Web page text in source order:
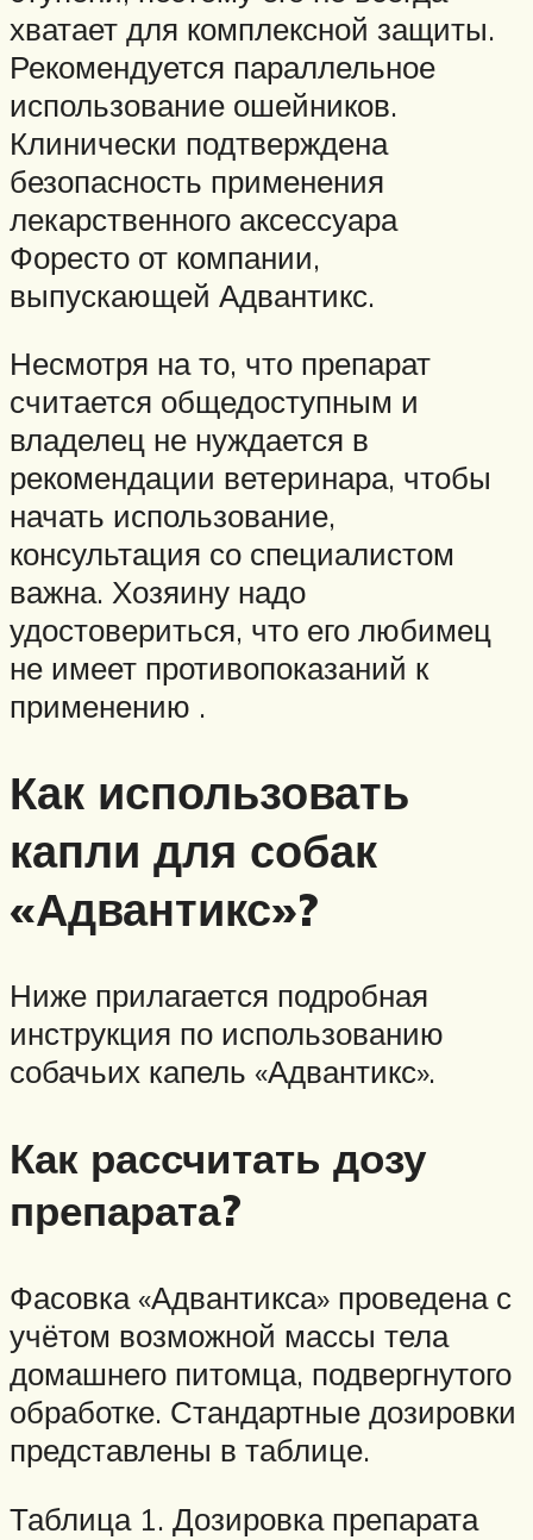
хватает для комплексной защиты.
Рекомендуется параллельное
использование ошейников.
Клинически подтверждена
безопасность применения
лекарственного аксессуара
Форесто от компании,
выпускающей Адвантикс.
Несмотря на то, что препарат
считается общедоступным и
владелец не нуждается в
рекомендации ветеринара, чтобы
начать использование,
консультация со специалистом
важна. Хозяину надо
удостовериться, что его любимец
не имеет противопоказаний к
применению .
Как использовать
капли для собак
«Адвантикс»?
Ниже прилагается подробная
инструкция по использованию
собачьих капель «Адвантикс».
Как рассчитать дозу
препарата?
Фасовка «Адвантикса» проведена с
учётом возможной массы тела
домашнего питомца, подвергнутого
обработке. Стандартные дозировки
представлены в таблице.
Таблица 1. Дозировка препарата